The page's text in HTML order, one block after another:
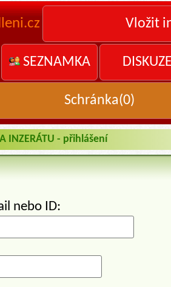
Vložit
SEZNAMKA
Schránka(0)
INZERÁTU - přihlášení
nebo ID: